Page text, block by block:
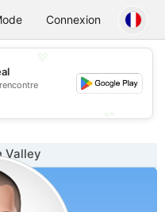
ChatConnexion
Valley